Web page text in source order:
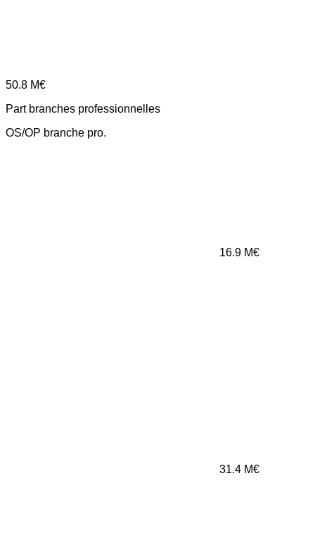
50.8 M€
Part branches professionnelles
OS/OP branche pro.
16.9 M€
31.4 M€